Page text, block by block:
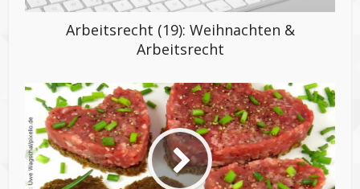
Arbeitsrecht (19): Weihnachten &
Arbeitsrecht